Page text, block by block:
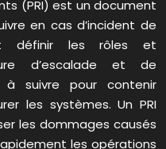
(PRI) est un document
en cas d’incident de
définir les rôles et
d’escalade et de
à suivre pour contenir
les systèmes. Un PRI
les dommages causés
les opérations